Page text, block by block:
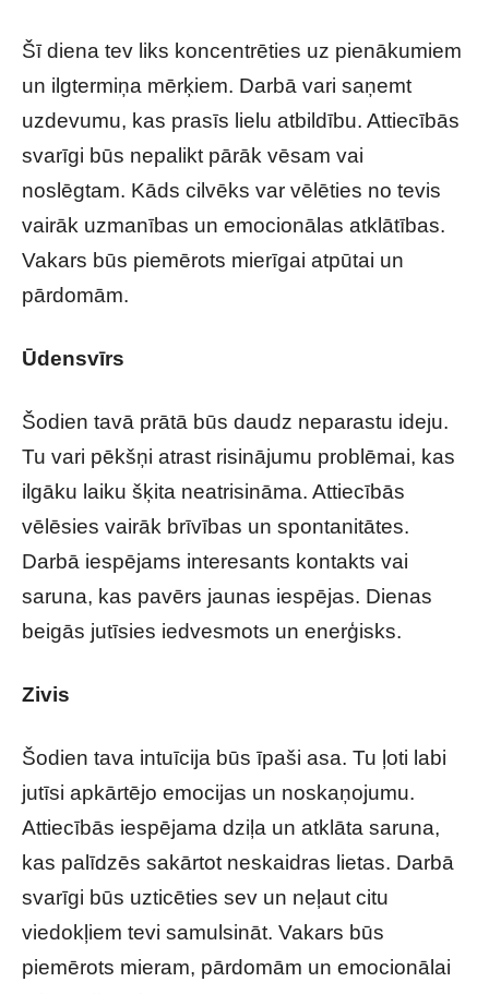
Šī diena tev liks koncentrēties uz pienākumiem
un ilgtermiņa mērķiem. Darbā vari saņemt
uzdevumu, kas prasīs lielu atbildību. Attiecībās
svarīgi būs nepalikt pārāk vēsam vai
noslēgtam. Kāds cilvēks var vēlēties no tevis
vairāk uzmanības un emocionālas atklātības.
Vakars būs piemērots mierīgai atpūtai un
pārdomām.
Ūdensvīrs
Šodien tavā prātā būs daudz neparastu ideju.
Tu vari pēkšņi atrast risinājumu problēmai, kas
ilgāku laiku šķita neatrisināma. Attiecībās
vēlēsies vairāk brīvības un spontanitātes.
Darbā iespējams interesants kontakts vai
saruna, kas pavērs jaunas iespējas. Dienas
beigās jutīsies iedvesmots un enerģisks.
Zivis
Šodien tava intuīcija būs īpaši asa. Tu ļoti labi
jutīsi apkārtējo emocijas un noskaņojumu.
Attiecībās iespējama dziļa un atklāta saruna,
kas palīdzēs sakārtot neskaidras lietas. Darbā
svarīgi būs uzticēties sev un neļaut citu
viedokļiem tevi samulsināt. Vakars būs
piemērots mieram, pārdomām un emocionālai